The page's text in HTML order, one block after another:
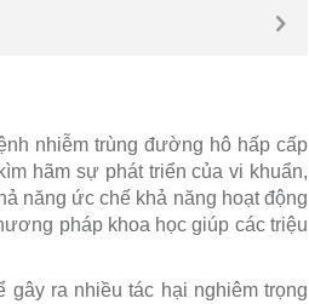
nhiễm trùng đường hô hấp cấp
hãm sự phát triển của vi khuẩn,
năng ức chế khả năng hoạt động
pháp khoa học giúp các triệu
gây ra nhiều tác hại nghiêm trọng